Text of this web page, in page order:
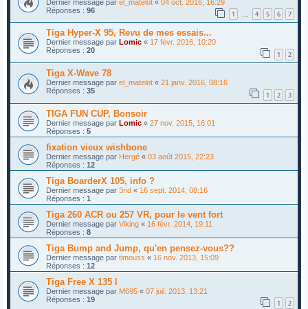
Dernier message par el_matelot « 04 oct. 2016, 16:29
Réponses : 96 1 4 5 6 7
Tiga Hyper-X 95, Revu de mes essais...
Dernier message par Lomic « 17 févr. 2016, 10:20
Réponses : 20 1 2
Tiga X-Wave 78
Dernier message par el_matelot « 21 janv. 2016, 08:16
Réponses : 35 1 2 3
TIGA FUN CUP, Bonsoir
Dernier message par Lomic « 27 nov. 2015, 16:01
Réponses : 5
fixation vieux wishbone
Dernier message par Hergé « 03 août 2015, 22:23
Réponses : 12
Tiga BoarderX 105, info ?
Dernier message par 3rid « 16 sept. 2014, 08:16
Réponses : 1
Tiga 260 ACR ou 257 VR, pour le vent fort
Dernier message par Viking « 16 févr. 2014, 19:11
Réponses : 8
Tiga Bump and Jump, qu'en pensez-vous??
Dernier message par timouss « 16 nov. 2013, 15:09
Réponses : 12
Tiga Free X 135 l
Dernier message par M695 « 07 juil. 2013, 13:21
Réponses : 19 1 2